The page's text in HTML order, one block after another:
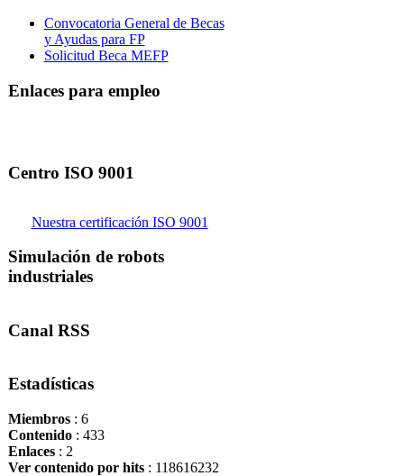
Convocatoria General de Becas
y Ayudas para FP
Solicitud Beca MEFP
Enlaces para empleo
Centro ISO 9001
Nuestra certificación ISO 9001
Simulación de robots
industriales
Canal RSS
Estadísticas
Miembros: 6
Contenido: 433
Enlaces: 2
Ver contenido por hits: 118616232